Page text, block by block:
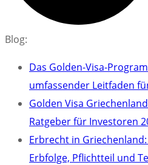
Blog:
Das Golden-Visa-
umfassender Leitfaden
Golden Visa
Ratgeber für Investoren
Erbrecht in
Erbfolge, Pflichtteil und